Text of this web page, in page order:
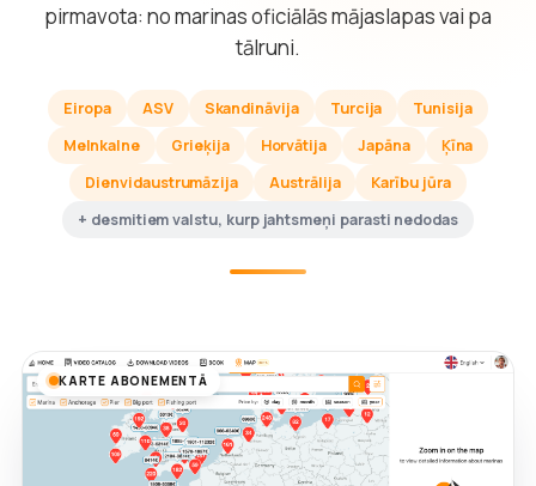
pirmavota: no marinas oficiālās mājaslapas vai pa
tālruni.
Eiropa ASV Skandināvija Turcija
Tunisija
Melnkalne
Grieķija Horvātija Japāna
Ķīna
Dienvidaustrumāzija
Austrālija
Karību jūra
+ desmitiem valstu, kurp jahtsmeņi parasti nedodas
KARTE ABONEMENTĀ